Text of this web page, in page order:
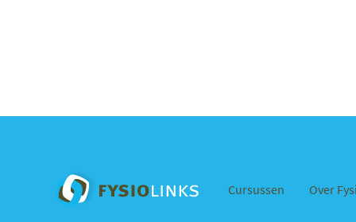
Cursussen Over